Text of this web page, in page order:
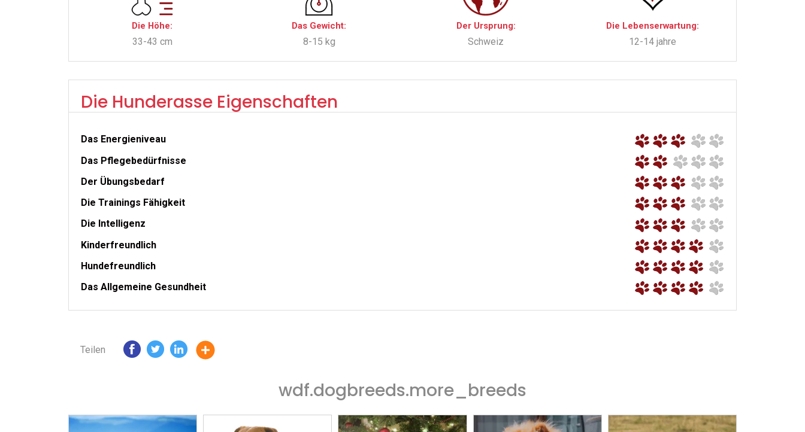
Die Höhe:
33-43 cm
Das Gewicht:
8-15 kg
Der Ursprung:
Schweiz
Die Lebenserwartung:
12-14 jahre
Die Hunderasse Eigenschaften
Das Energieniveau
Das Pflegebedürfnisse
Der Übungsbedarf
Die Trainings Fähigkeit
Die Intelligenz
Kinderfreundlich
Hundefreundlich
Das Allgemeine Gesundheit
Teilen
wdf.dogbreeds.more_breeds